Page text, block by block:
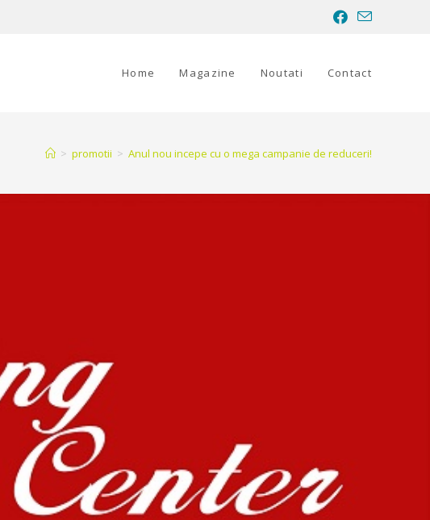
Home Magazine Noutati Contact
> promotii > Anul nou incepe cu o mega campanie de reduceri!